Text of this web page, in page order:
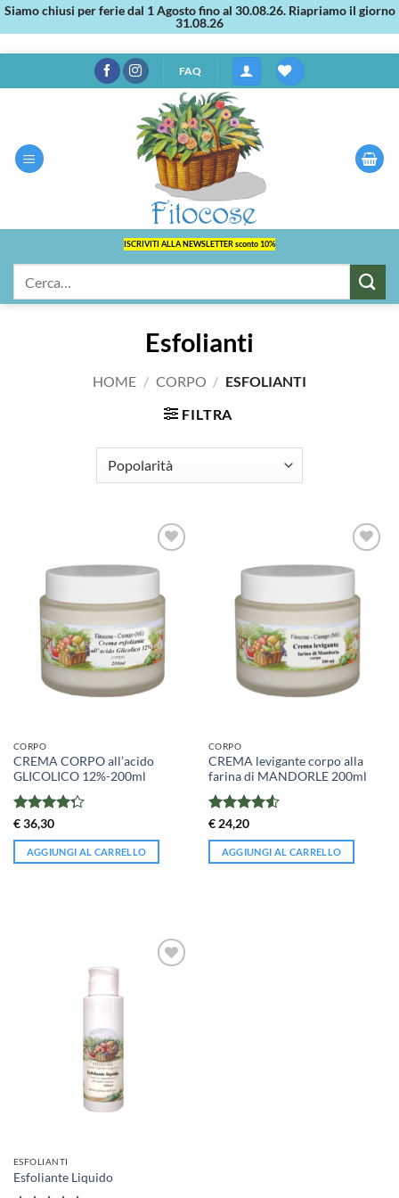
Siamo chiusi per ferie dal 1 Agosto fino al 30.08.26. Riapriamo il giorno
31.08.26
ai
FAQ
ISCRIVITI ALLA NEWSLETTER sconto 10%
Esfolianti
HOME / CORPO / ESFOLIANTI
FILTRA
CORPO
CREMA CORPO all’acido
GLICOLICO 12%-200ml
Valutato
4.25su 5
€36,30
AGGIUNGI AL CARRELLO
CORPO
CREMA levigante corpo alla
farina di MANDORLE 200ml
Valutato
4.5su 5
€24,20
AGGIUNGI AL CARRELLO
ESFOLIANTI
Esfoliante Liquido